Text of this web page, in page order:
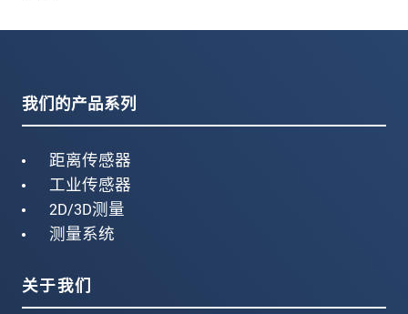
我们的产品系列
距离传感器
工业传感器
2D/3D测量
测量系统
关于我们